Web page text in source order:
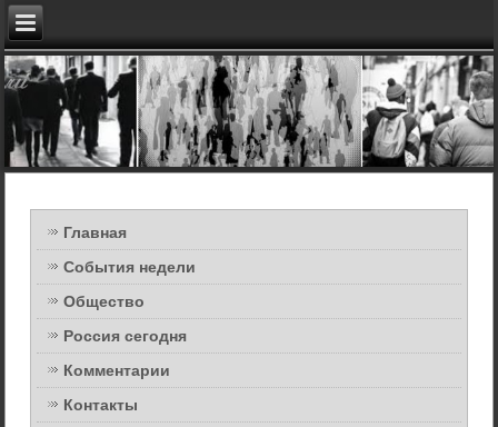
Главная
События недели
Общество
Россия сегодня
Комментарии
Контакты